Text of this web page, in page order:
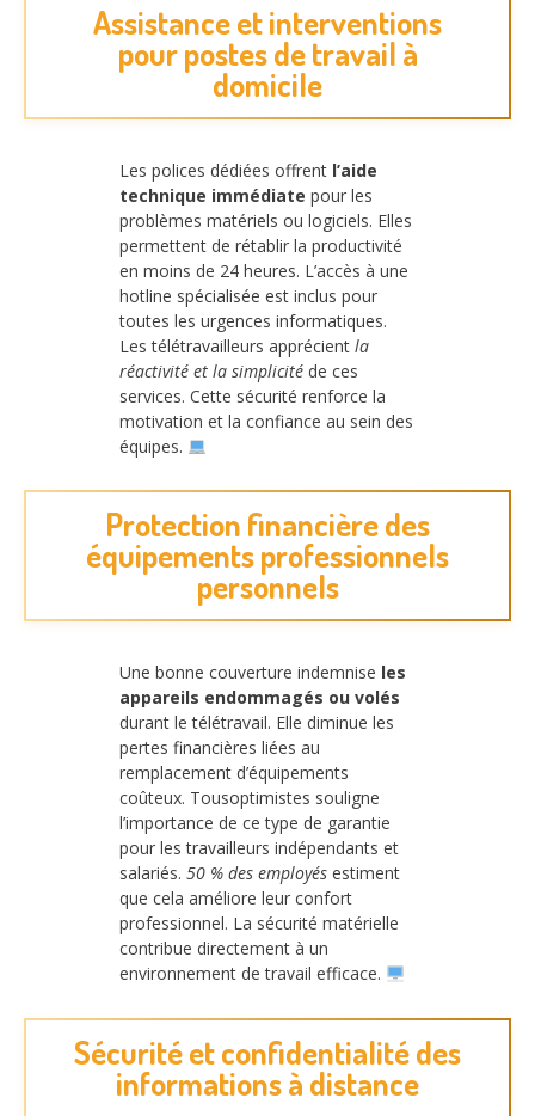
Assistance et interventions
pour postes de travail à
domicile
Les polices dédiées offrent l’aide
technique immédiate pour les
problèmes matériels ou logiciels. Elles
permettent de rétablir la productivité
en moins de 24 heures. L’accès à une
hotline spécialisée est inclus pour
toutes les urgences informatiques.
Les télétravailleurs apprécient la
réactivité et la simplicité de ces
services. Cette sécurité renforce la
motivation et la confiance au sein des
équipes.
Protection financière des
équipements professionnels
personnels
Une bonne couverture indemnise les
appareils endommagés ou volés
durant le télétravail. Elle diminue les
pertes financières liées au
remplacement d’équipements
coûteux. Tousoptimistes souligne
l’importance de ce type de garantie
pour les travailleurs indépendants et
salariés. 50 % des employés estiment
que cela améliore leur confort
professionnel. La sécurité matérielle
contribue directement à un
environnement de travail efficace.
Sécurité et confidentialité des
informations à distance